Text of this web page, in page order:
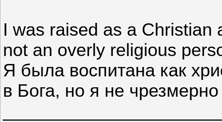
I was raised as a Christian
not an overly religious
Я была воспитана как
в Бога, но я не